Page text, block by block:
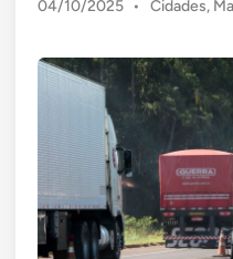
04/10/2025 •
Posted
Cidades,